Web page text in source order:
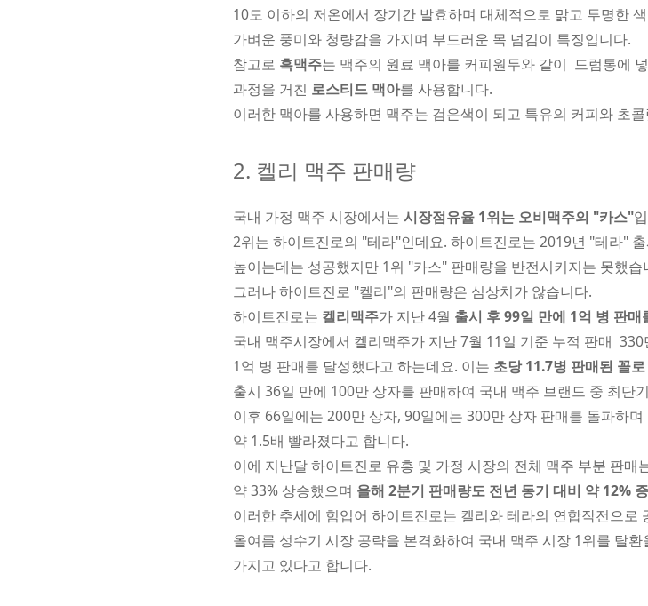
10도 이하의 저온에서 장기간 발효하며 대체적으로 맑고 투명한
가벼운 풍미와 청량감을 가지며 부드러운 목 넘김이 특징입니다.
참고로 흑맥주는 맥주의 원료 맥아를 커피원두와 같이 드럼통에
과정을 거친 로스티드 맥아를 사용합니다.
이러한 맥아를 사용하면 맥주는 검은색이 되고 특유의 커피와 초
2. 켈리 맥주 판매량
국내 가정 맥주 시장에서는 시장점유율 1위는 오비맥주의 "카스"
2위는 하이트진로의 "테라"인데요. 하이트진로는 2019년 "테라"
높이는데는 성공했지만 1위 "카스" 판매량을 반전시키지는 못했습
그러나 하이트진로 "켈리"의 판매량은 심상치가 않습니다.
하이트진로는 켈리맥주가 지난 4월 출시 후 99일 만에 1억 병 판매
국내 맥주시장에서 켈리맥주가 지난 7월 11일 기준 누적 판매 330
1억 병 판매를 달성했다고 하는데요. 이는 초당 11.7병 판매된 꼴
출시 36일 만에 100만 상자를 판매하여 국내 맥주 브랜드 중 최단
이후 66일에는 200만 상자, 90일에는 300만 상자 판매를 돌파하
약 1.5배 빨라졌다고 합니다.
이에 지난달 하이트진로 유흥 및 가정 시장의 전체 맥주 부분 판매
약 33% 상승했으며 올해 2분기 판매량도 전년 동기 대비 약 12%
이러한 추세에 힘입어 하이트진로는 켈리와 테라의 연합작전으로
올여름 성수기 시장 공략을 본격화하여 국내 맥주 시장 1위를 탈
가지고 있다고 합니다.